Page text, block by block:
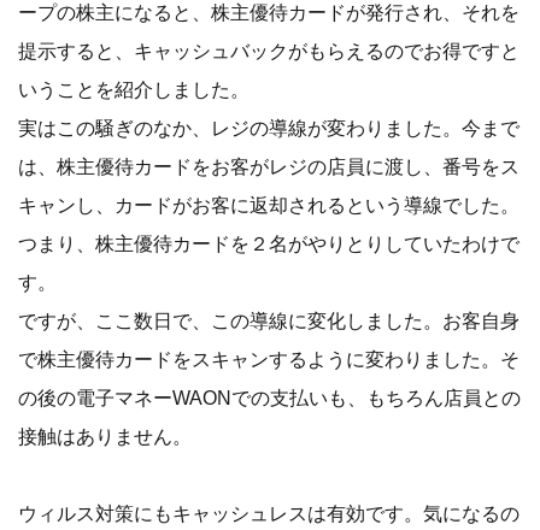
ープの株主になると、株主優待カードが発行され、それを
提示すると、キャッシュバックがもらえるのでお得ですと
いうことを紹介しました。
実はこの騒ぎのなか、レジの導線が変わりました。今まで
は、株主優待カードをお客がレジの店員に渡し、番号をス
キャンし、カードがお客に返却されるという導線でした。
つまり、株主優待カードを２名がやりとりしていたわけで
す。
ですが、ここ数日で、この導線に変化しました。お客自身
で株主優待カードをスキャンするように変わりました。そ
の後の電子マネーWAONでの支払いも、もちろん店員との
接触はありません。
ウィルス対策にもキャッシュレスは有効です。気になるの